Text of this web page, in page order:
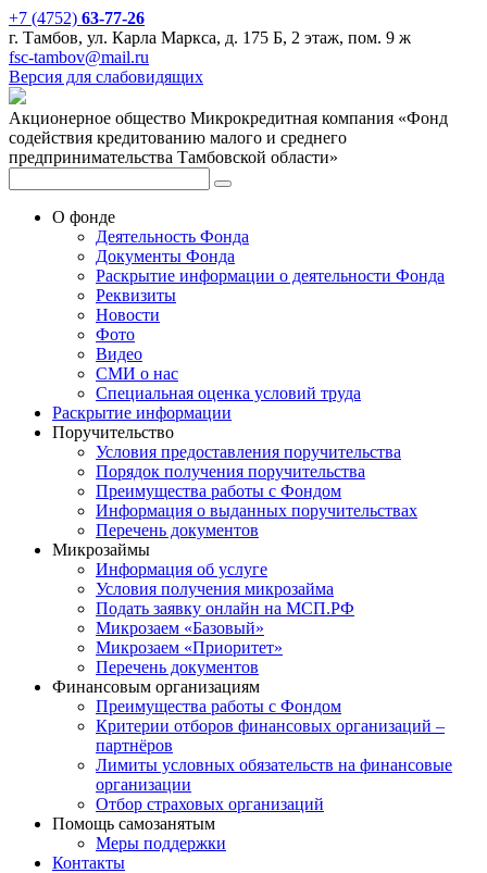
+7 (4752) 63-77-26
г. Тамбов, ул. Карла Маркса, д. 175 Б, 2 этаж, пом. 9 ж
fsc-tambov@mail.ru
Версия для слабовидящих
Акционерное общество Микрокредитная компания «Фонд
содействия кредитованию малого и среднего
предпринимательства Тамбовской области»
О фонде
Деятельность Фонда
Документы Фонда
Раскрытие информации о деятельности Фонда
Реквизиты
Новости
Фото
Видео
СМИ о нас
Специальная оценка условий труда
Раскрытие информации
Поручительство
Условия предоставления поручительства
Порядок получения поручительства
Преимущества работы с Фондом
Информация о выданных поручительствах
Перечень документов
Микрозаймы
Информация об услуге
Условия получения микрозайма
Подать заявку онлайн на МСП.РФ
Микрозаем «Базовый»
Микрозаем «Приоритет»
Перечень документов
Финансовым организациям
Преимущества работы с Фондом
Критерии отборов финансовых организаций –
партнёров
Лимиты условных обязательств на финансовые
организации
Отбор страховых организаций
Помощь самозанятым
Меры поддержки
Контакты